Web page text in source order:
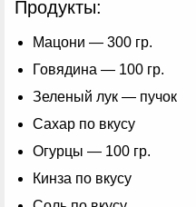
Продукты:
Мацони — 300 гр.
Говядина — 100 гр.
Зеленый лук — пучок
Сахар по вкусу
Огурцы — 100 гр.
Кинза по вкусу